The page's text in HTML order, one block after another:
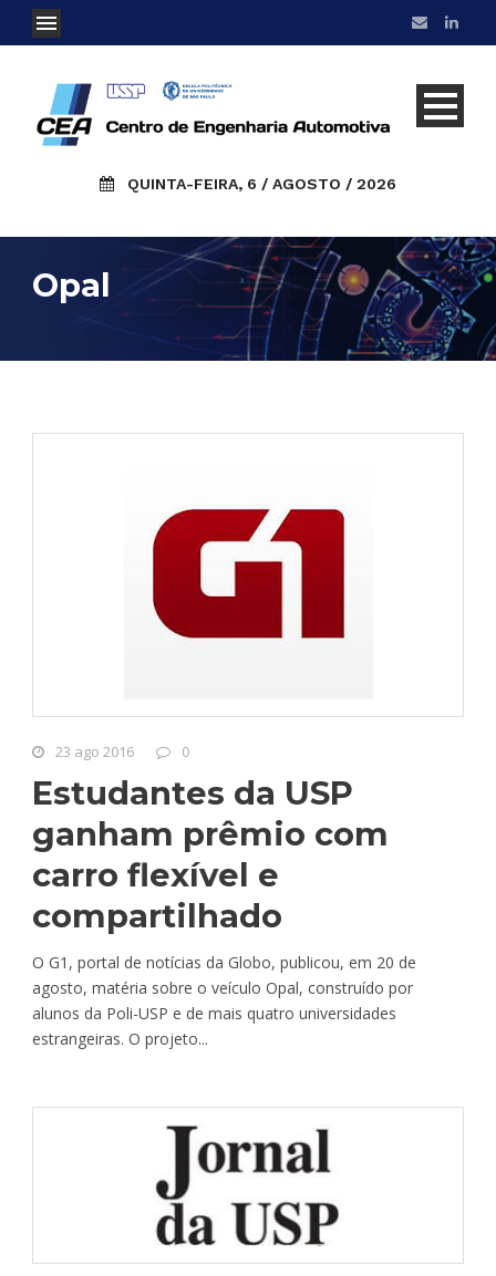
QUINTA-FEIRA, 6 / AGOSTO / 2026
Opal
23 ago 2016 0
Estudantes da USP
ganham prêmio com
carro flexível e
compartilhado
O G1, portal de notícias da Globo, publicou, em 20 de
agosto, matéria sobre o veículo Opal, construído por
alunos da Poli-USP e de mais quatro universidades
estrangeiras. O projeto...